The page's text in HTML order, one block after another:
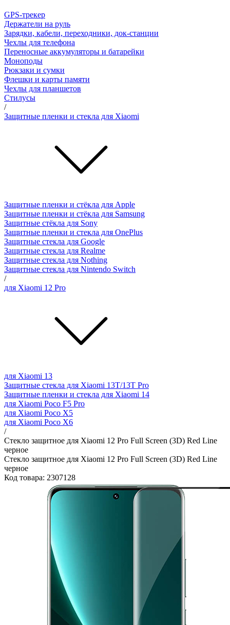
GPS-трекер
Держатели на руль
Зарядки, кабели, переходники, док-станции
Чехлы для телефона
Переносные аккумуляторы и батарейки
Моноподы
Рюкзаки и сумки
Флешки и карты памяти
Чехлы для планшетов
Стилусы
/
Защитные пленки и стекла для Xiaomi
Защитные пленки и стёкла для Apple
Защитные пленки и стёкла для Samsung
Защитные стёкла для Sony
Защитные пленки и стекла для OnePlus
Защитные стекла для Google
Защитные стекла для Realme
Защитные стекла для Nothing
Защитные стекла для Nintendo Switch
/
для Xiaomi 12 Pro
для Xiaomi 13
Защитные стекла для Xiaomi 13T/13T Pro
Защитные пленки и стекла для Xiaomi 14
для Xiaomi Poco F5 Pro
для Xiaomi Poco X5
для Xiaomi Poco X6
/
Стекло защитное для Xiaomi 12 Pro Full Screen (3D) Red Line
черное
Стекло защитное для Xiaomi 12 Pro Full Screen (3D) Red Line
черное
Код товара: 2307128